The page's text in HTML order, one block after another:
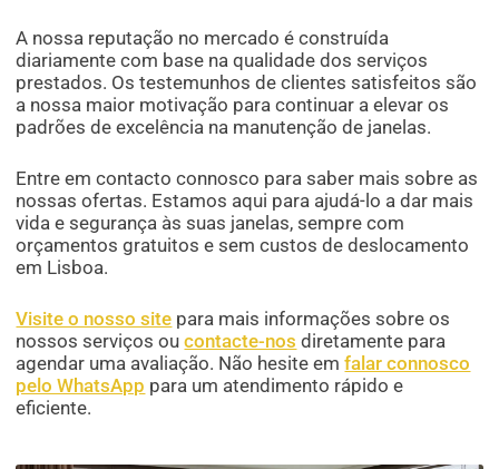
A nossa reputação no mercado é construída
diariamente com base na qualidade dos serviços
prestados. Os testemunhos de clientes satisfeitos são
a nossa maior motivação para continuar a elevar os
padrões de excelência na manutenção de janelas.
Entre em contacto connosco para saber mais sobre as
nossas ofertas. Estamos aqui para ajudá-lo a dar mais
vida e segurança às suas janelas, sempre com
orçamentos gratuitos e sem custos de deslocamento
em Lisboa.
Visite o nosso site para mais informações sobre os
nossos serviços oucontacte-nos diretamente para
agendar uma avaliação. Não hesite emfalar connosco
pelo WhatsApp para um atendimento rápido e
eficiente.